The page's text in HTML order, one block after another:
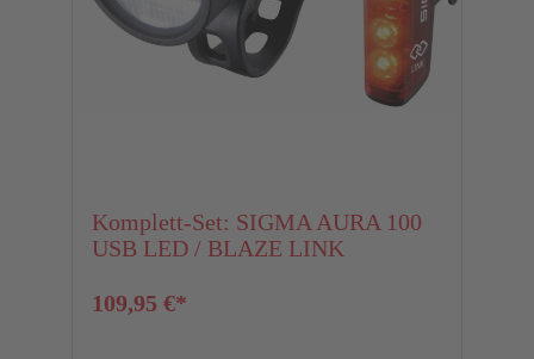
Komplett-Set: SIGMA AURA 100
USB LED / BLAZE LINK
109,95 €*